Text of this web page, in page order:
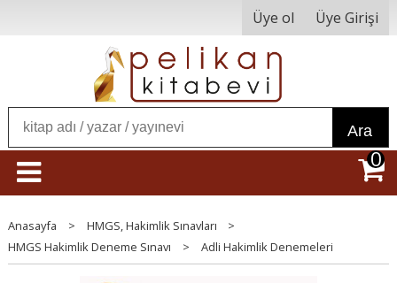
Üye ol Üye Girişi
Ara
0
Anasayfa > HMGS, Hakimlik Sınavları
>
HMGS Hakimlik Deneme Sınavı
> Adli Hakimlik Denemeleri